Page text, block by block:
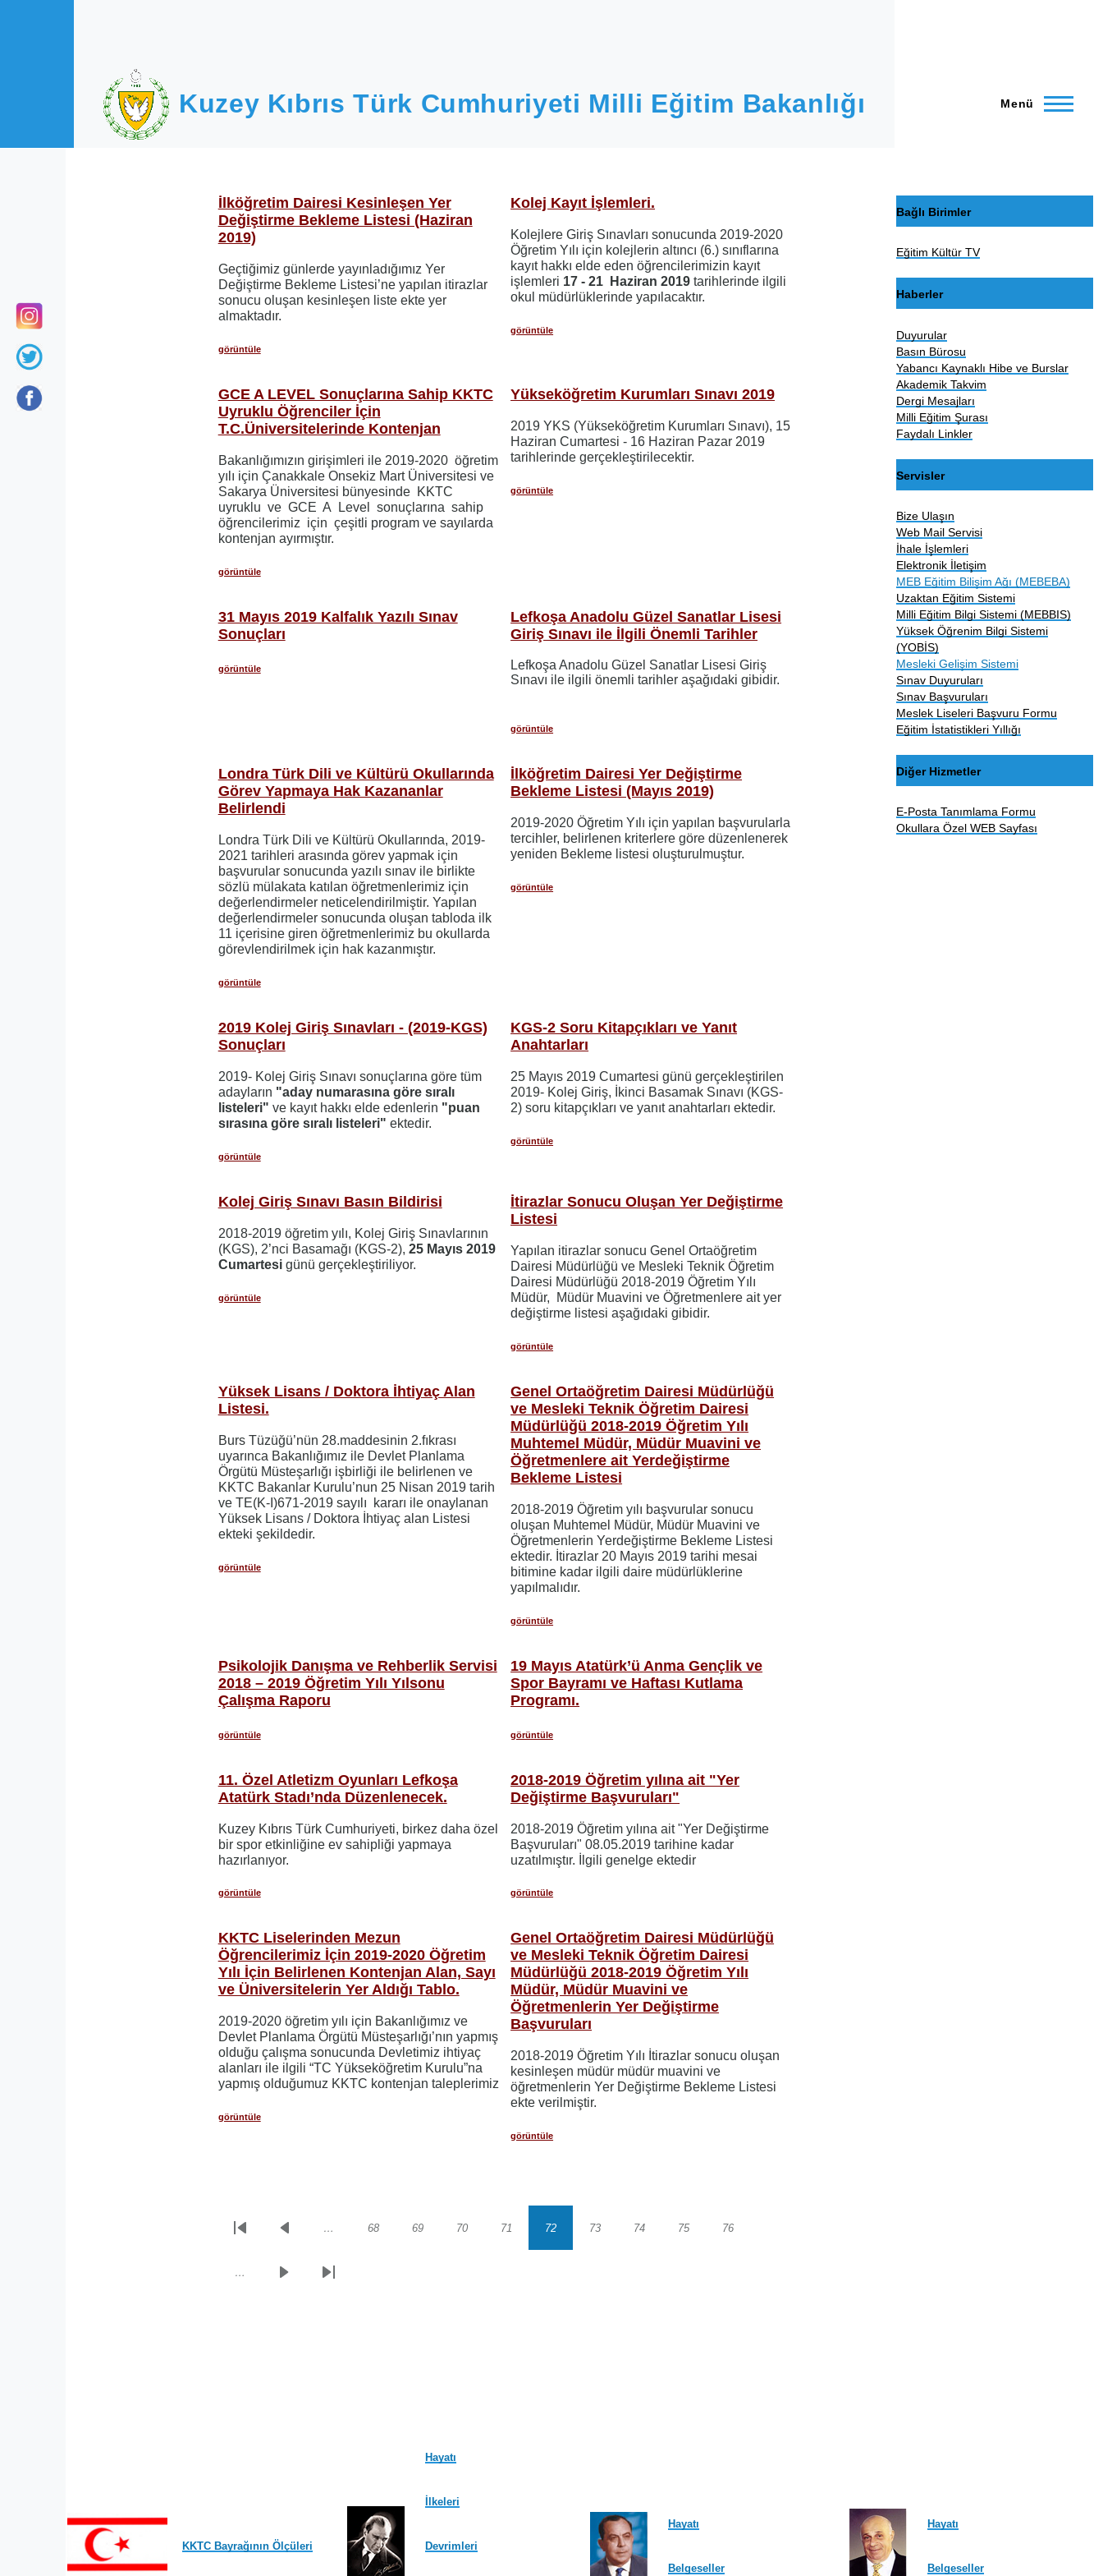
Kuzey Kıbrıs Türk Cumhuriyeti Milli Eğitim Bakanlığı Menü
İlköğretim Dairesi Kesinleşen Yer
Değiştirme Bekleme Listesi (Haziran
2019)
Geçtiğimiz günlerde yayınladığımız Yer
Değiştirme Bekleme Listesi’ne yapılan itirazlar
sonucu oluşan kesinleşen liste ekte yer
almaktadır.
görüntüle
Kolej Kayıt İşlemleri.
Kolejlere Giriş Sınavları sonucunda 2019-2020
Öğretim Yılı için kolejlerin altıncı (6.) sınıflarına
kayıt hakkı elde eden öğrencilerimizin kayıt
işlemleri 17 - 21 Haziran 2019 tarihlerinde ilgili
okul müdürlüklerinde yapılacaktır.
görüntüle
GCE A LEVEL Sonuçlarına Sahip KKTC
Uyruklu Öğrenciler İçin
T.C.Üniversitelerinde Kontenjan
Bakanlığımızın girişimleri ile 2019-2020 öğretim
yılı için Çanakkale Onsekiz Mart Üniversitesi ve
Sakarya Üniversitesi bünyesinde KKTC
uyruklu ve GCE A Level sonuçlarına sahip
öğrencilerimiz için çeşitli program ve sayılarda
kontenjan ayırmıştır.
görüntüle
Yükseköğretim Kurumları Sınavı 2019
2019 YKS (Yükseköğretim Kurumları Sınavı), 15
Haziran Cumartesi - 16 Haziran Pazar 2019
tarihlerinde gerçekleştirilecektir.
görüntüle
31 Mayıs 2019 Kalfalık Yazılı Sınav
Sonuçları
görüntüle
Lefkoşa Anadolu Güzel Sanatlar Lisesi
Giriş Sınavı ile İlgili Önemli Tarihler
Lefkoşa Anadolu Güzel Sanatlar Lisesi Giriş
Sınavı ile ilgili önemli tarihler aşağıdaki gibidir.
görüntüle
Londra Türk Dili ve Kültürü Okullarında
Görev Yapmaya Hak Kazananlar
Belirlendi
Londra Türk Dili ve Kültürü Okullarında, 2019-
2021 tarihleri arasında görev yapmak için
başvurular sonucunda yazılı sınav ile birlikte
sözlü mülakata katılan öğretmenlerimiz için
değerlendirmeler neticelendirilmiştir. Yapılan
değerlendirmeler sonucunda oluşan tabloda ilk
11 içerisine giren öğretmenlerimiz bu okullarda
görevlendirilmek için hak kazanmıştır.
görüntüle
İlköğretim Dairesi Yer Değiştirme
Bekleme Listesi (Mayıs 2019)
2019-2020 Öğretim Yılı için yapılan başvurularla
tercihler, belirlenen kriterlere göre düzenlenerek
yeniden Bekleme listesi oluşturulmuştur.
görüntüle
2019 Kolej Giriş Sınavları - (2019-KGS)
Sonuçları
2019- Kolej Giriş Sınavı sonuçlarına göre tüm
adayların "aday numarasına göre sıralı
listeleri" ve kayıt hakkı elde edenlerin "puan
sırasına göre sıralı listeleri" ektedir.
görüntüle
KGS-2 Soru Kitapçıkları ve Yanıt
Anahtarları
25 Mayıs 2019 Cumartesi günü gerçekleştirilen
2019- Kolej Giriş, İkinci Basamak Sınavı (KGS-
2) soru kitapçıkları ve yanıt anahtarları ektedir.
görüntüle
Kolej Giriş Sınavı Basın Bildirisi
2018-2019 öğretim yılı, Kolej Giriş Sınavlarının
(KGS), 2’nci Basamağı (KGS-2), 25 Mayıs 2019
Cumartesigünü gerçekleştiriliyor.
görüntüle
İtirazlar Sonucu Oluşan Yer Değiştirme
Listesi
Yapılan itirazlar sonucu Genel Ortaöğretim
Dairesi Müdürlüğü ve Mesleki Teknik Öğretim
Dairesi Müdürlüğü 2018-2019 Öğretim Yılı
Müdür, Müdür Muavini ve Öğretmenlere ait yer
değiştirme listesi aşağıdaki gibidir.
görüntüle
Yüksek Lisans / Doktora İhtiyaç Alan
Listesi.
Burs Tüzüğü’nün 28.maddesinin 2.fıkrası
uyarınca Bakanlığımız ile Devlet Planlama
Örgütü Müsteşarlığı işbirliği ile belirlenen ve
KKTC Bakanlar Kurulu’nun 25 Nisan 2019 tarih
ve TE(K-I)671-2019 sayılı kararı ile onaylanan
Yüksek Lisans / Doktora İhtiyaç alan Listesi
ekteki şekildedir.
görüntüle
Genel Ortaöğretim Dairesi Müdürlüğü
ve Mesleki Teknik Öğretim Dairesi
Müdürlüğü 2018-2019 Öğretim Yılı
Muhtemel Müdür, Müdür Muavini ve
Öğretmenlere ait Yerdeğiştirme
Bekleme Listesi
2018-2019 Öğretim yılı başvurular sonucu
oluşan Muhtemel Müdür, Müdür Muavini ve
Öğretmenlerin Yerdeğiştirme Bekleme Listesi
ektedir. İtirazlar 20 Mayıs 2019 tarihi mesai
bitimine kadar ilgili daire müdürlüklerine
yapılmalıdır.
görüntüle
Psikolojik Danışma ve Rehberlik Servisi
2018 – 2019 Öğretim Yılı Yılsonu
Çalışma Raporu
görüntüle
19 Mayıs Atatürk’ü Anma Gençlik ve
Spor Bayramı ve Haftası Kutlama
Programı.
görüntüle
11. Özel Atletizm Oyunları Lefkoşa
Atatürk Stadı’nda Düzenlenecek.
Kuzey Kıbrıs Türk Cumhuriyeti, birkez daha özel
bir spor etkinliğine ev sahipliği yapmaya
hazırlanıyor.
görüntüle
2018-2019 Öğretim yılına ait "Yer
Değiştirme Başvuruları"
2018-2019 Öğretim yılına ait "Yer Değiştirme
Başvuruları" 08.05.2019 tarihine kadar
uzatılmıştır. İlgili genelge ektedir
görüntüle
KKTC Liselerinden Mezun
Öğrencilerimiz İçin 2019-2020 Öğretim
Yılı İçin Belirlenen Kontenjan Alan, Sayı
ve Üniversitelerin Yer Aldığı Tablo.
2019-2020 öğretim yılı için Bakanlığımız ve
Devlet Planlama Örgütü Müsteşarlığı’nın yapmış
olduğu çalışma sonucunda Devletimiz ihtiyaç
alanları ile ilgili “TC Yükseköğretim Kurulu”na
yapmış olduğumuz KKTC kontenjan taleplerimiz
görüntüle
Genel Ortaöğretim Dairesi Müdürlüğü
ve Mesleki Teknik Öğretim Dairesi
Müdürlüğü 2018-2019 Öğretim Yılı
Müdür, Müdür Muavini ve
Öğretmenlerin Yer Değiştirme
Başvuruları
2018-2019 Öğretim Yılı İtirazlar sonucu oluşan
kesinleşen müdür müdür muavini ve
öğretmenlerin Yer Değiştirme Bekleme Listesi
ekte verilmiştir.
görüntüle
Sayfalama
İlk
Önceki
… Sayfa
68 Sayfa
69 Sayfa
70 Sayfa
71 Sayfa
72 Sayfa
73 Sayfa
74 Sayfa
75 Sayfa
76
…
Sonraki
Son
Bağlı Birimler
Eğitim Kültür TV
Haberler
Duyurular
Basın Bürosu
Yabancı Kaynaklı Hibe ve Burslar
Akademik Takvim
Dergi Mesajları
Milli Eğitim Şurası
Faydalı Linkler
Servisler
Bize Ulaşın
Web Mail Servisi
İhale İşlemleri
Elektronik İletişim
MEB Eğitim Bilişim Ağı (MEBEBA)
Uzaktan Eğitim Sistemi
Milli Eğitim Bilgi Sistemi (MEBBIS)
Yüksek Öğrenim Bilgi Sistemi
(YOBİS)
Mesleki Gelişim Sistemi
Sınav Duyuruları
Sınav Başvuruları
Meslek Liseleri Başvuru Formu
Eğitim İstatistikleri Yıllığı
Diğer Hizmetler
E-Posta Tanımlama Formu
Okullara Özel WEB Sayfası
KKTC Bayrağının Ölçüleri
Hayatı
İlkeleri
Devrimleri
Hayatı
Belgeseller
Hayatı
Belgeseller